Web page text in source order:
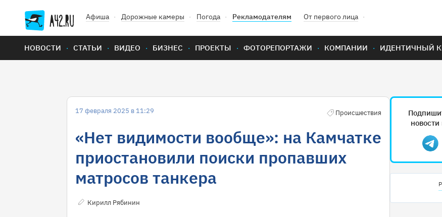
Афиша Дорожные камеры Погода Рекламодателям От первого лица
НОВОСТИ СТАТЬИ ВИДЕО БИЗНЕС ПРОЕКТЫ ФОТОРЕПОРТАЖИ КОМПАНИИ ИДЕНТИЧНЫЙ
17 февраля 2025 в 11:29 Происшествия
«Нет видимости вообще»: на Камчатке
приостановили поиски пропавших
матросов танкера
Кирилл Рябинин